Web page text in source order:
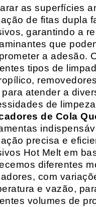
as superfícies
de fitas dupla
garantindo a
que
a adesão.
tipos de
atender a
de
de Cola
precisa e
Hot Melt em
diferentes
com
e vazão,
volumes de